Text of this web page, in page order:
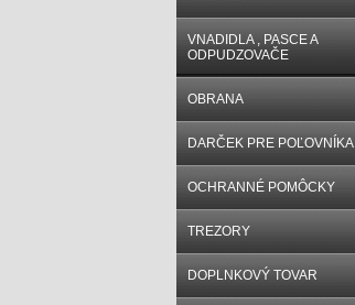
VNADIDLA , PASCE A
ODPUDZOVAČE
OBRANA
DARČEK PRE POĽOVNÍKA
OCHRANNÉ POMÔCKY
TREZORY
DOPLNKOVÝ TOVAR